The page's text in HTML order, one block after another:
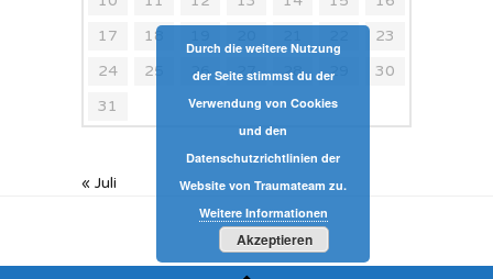
17
18
23
24
25 26 27 28 29
30
31
« Juli
Durch die weitere Nutzung
der Seite stimmst du der
Verwendung von Cookies
und den
Datenschutzrichtlinien der
Website von Traumateam zu.
Weitere Informationen
Akzeptieren